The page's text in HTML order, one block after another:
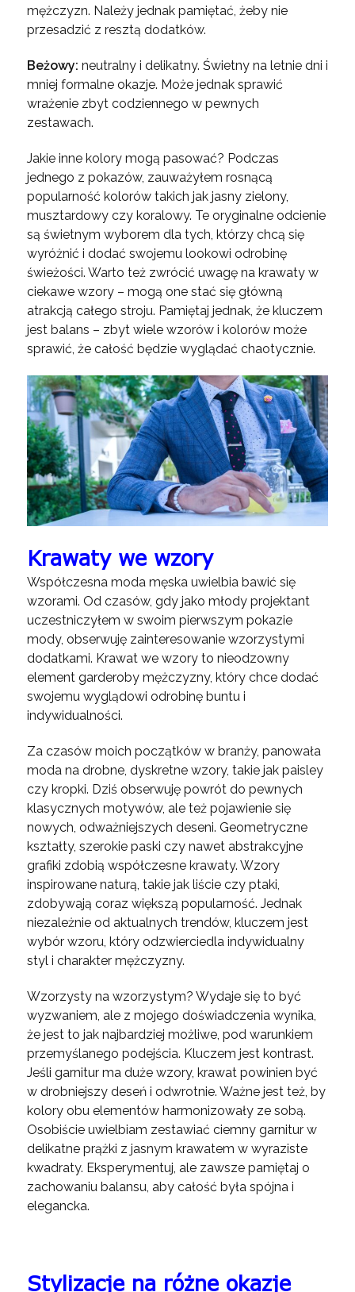
mężczyzn. Należy jednak pamiętać, żeby nie
przesadzić z resztą dodatków.
Beżowy: neutralny i delikatny. Świetny na letnie dni i
mniej formalne okazje. Może jednak sprawić
wrażenie zbyt codziennego w pewnych
zestawach.
Jakie inne kolory mogą pasować? Podczas
jednego z pokazów, zauważyłem rosnącą
popularność kolorów takich jak jasny zielony,
musztardowy czy koralowy. Te oryginalne odcienie
są świetnym wyborem dla tych, którzy chcą się
wyróżnić i dodać swojemu lookowi odrobinę
świeżości. Warto też zwrócić uwagę na krawaty w
ciekawe wzory – mogą one stać się główną
atrakcją całego stroju. Pamiętaj jednak, że kluczem
jest balans – zbyt wiele wzorów i kolorów może
sprawić, że całość będzie wyglądać chaotycznie.
Krawaty we wzory
Współczesna moda męska uwielbia bawić się
wzorami. Od czasów, gdy jako młody projektant
uczestniczyłem w swoim pierwszym pokazie
mody, obserwuję zainteresowanie wzorzystymi
dodatkami. Krawat we wzory to nieodzowny
element garderoby mężczyzny, który chce dodać
swojemu wyglądowi odrobinę buntu i
indywidualności.
Za czasów moich początków w branży, panowała
moda na drobne, dyskretne wzory, takie jak paisley
czy kropki. Dziś obserwuję powrót do pewnych
klasycznych motywów, ale też pojawienie się
nowych, odważniejszych deseni. Geometryczne
kształty, szerokie paski czy nawet abstrakcyjne
grafiki zdobią współczesne krawaty. Wzory
inspirowane naturą, takie jak liście czy ptaki,
zdobywają coraz większą popularność. Jednak
niezależnie od aktualnych trendów, kluczem jest
wybór wzoru, który odzwierciedla indywidualny
styl i charakter mężczyzny.
Wzorzysty na wzorzystym? Wydaje się to być
wyzwaniem, ale z mojego doświadczenia wynika,
że jest to jak najbardziej możliwe, pod warunkiem
przemyślanego podejścia. Kluczem jest kontrast.
Jeśli garnitur ma duże wzory, krawat powinien być
w drobniejszy deseń i odwrotnie. Ważne jest też, by
kolory obu elementów harmonizowały ze sobą.
Osobiście uwielbiam zestawiać ciemny garnitur w
delikatne prążki z jasnym krawatem w wyraziste
kwadraty. Eksperymentuj, ale zawsze pamiętaj o
zachowaniu balansu, aby całość była spójna i
elegancka.
Stylizacje na różne okazje